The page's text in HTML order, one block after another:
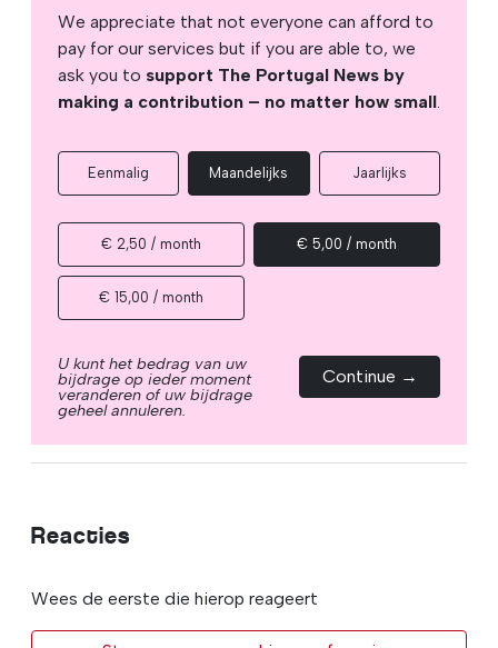
We appreciate that not everyone can afford to
pay for our services but if you are able to, we
ask you to support The Portugal News by
making a contribution – no matter how small.
Eenmalig Maandelijks Jaarlijks
€ 2,50 / month € 5,00 / month
€ 15,00 / month
U kunt het bedrag van uw
bijdrage op ieder moment
veranderen of uw bijdrage
geheel annuleren.
Continue →
Reacties
Wees de eerste die hierop reageert